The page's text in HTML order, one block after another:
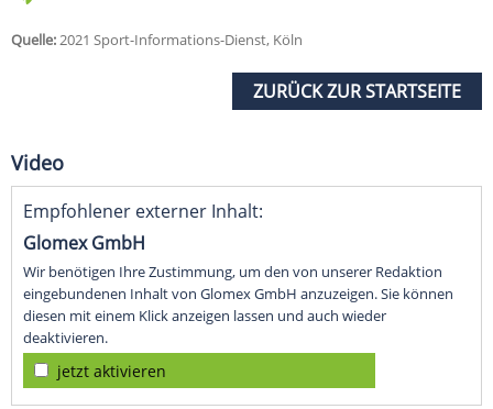
Quelle:2021 Sport-Informations-Dienst, Köln
ZURÜCK ZUR STARTSEITE
Video
Empfohlener externer Inhalt:
Glomex GmbH
Wir benötigen Ihre Zustimmung, um den von unserer Redaktion
eingebundenen Inhalt von Glomex GmbH anzuzeigen. Sie können
diesen mit einem Klick anzeigen lassen und auch wieder
deaktivieren.
jetzt aktivieren